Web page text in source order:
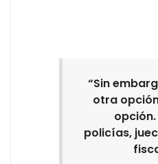
“Sin
otra
policías,